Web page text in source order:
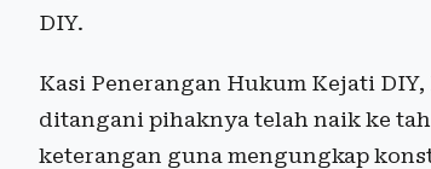
DIY.
Kasi Penerangan Hukum Kejati
ditangani pihaknya telah naik ke
keterangan guna mengungkap